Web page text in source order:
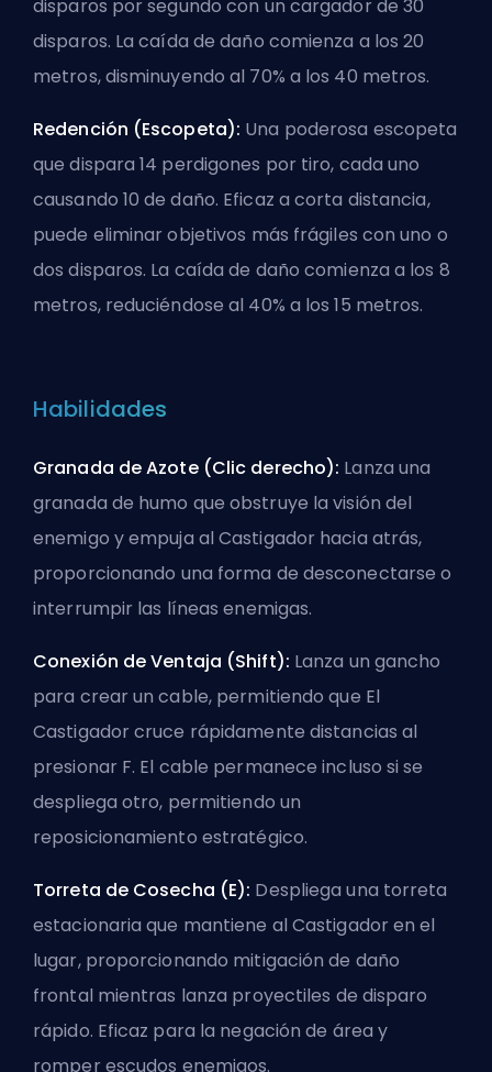
disparos por segundo con un cargador de 30
disparos. La caída de daño comienza a los 20
metros, disminuyendo al 70% a los 40 metros.
Redención (Escopeta): Una poderosa escopeta
que dispara 14 perdigones por tiro, cada uno
causando 10 de daño. Eficaz a corta distancia,
puede eliminar objetivos más frágiles con uno o
dos disparos. La caída de daño comienza a los 8
metros, reduciéndose al 40% a los 15 metros.
Habilidades
Granada de Azote (Clic derecho): Lanza una
granada de humo que obstruye la visión del
enemigo y empuja al Castigador hacia atrás,
proporcionando una forma de desconectarse o
interrumpir las líneas enemigas.
Conexión de Ventaja (Shift): Lanza un gancho
para crear un cable, permitiendo que El
Castigador cruce rápidamente distancias al
presionar F. El cable permanece incluso si se
despliega otro, permitiendo un
reposicionamiento estratégico.
Torreta de Cosecha (E): Despliega una torreta
estacionaria que mantiene al Castigador en el
lugar, proporcionando mitigación de daño
frontal mientras lanza proyectiles de disparo
rápido. Eficaz para la negación de área y
romper escudos enemigos.